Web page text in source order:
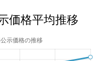
価格平均推移